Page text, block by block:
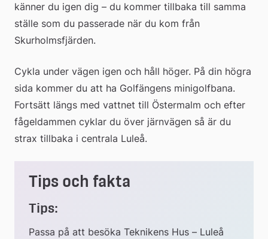
känner du igen dig – du kommer tillbaka till samma
ställe som du passerade när du kom från
Skurholmsfjärden.
Cykla under vägen igen och håll höger. På din högra
sida kommer du att ha Golfängens minigolfbana.
Fortsätt längs med vattnet till Östermalm och efter
fågeldammen cyklar du över järnvägen så är du
strax tillbaka i centrala Luleå.
Tips och fakta
Tips:
Passa på att besöka Teknikens Hus – Luleå